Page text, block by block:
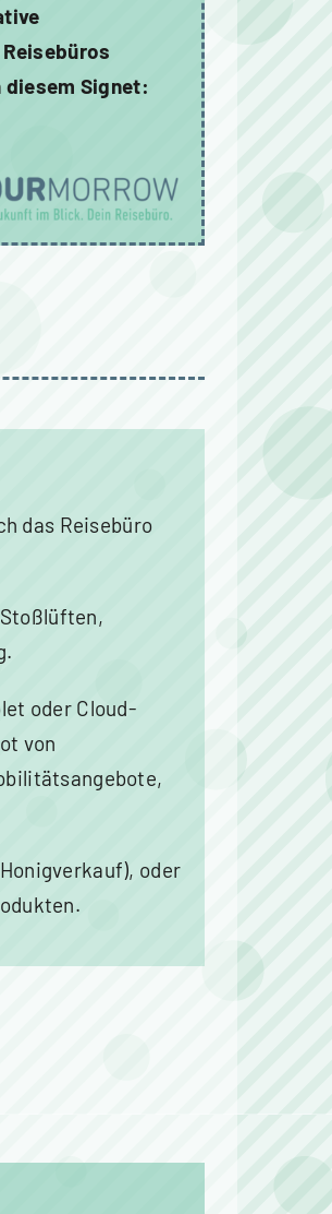
diesem Signet:
das Reisebüro
oder Cloud-
von
oder